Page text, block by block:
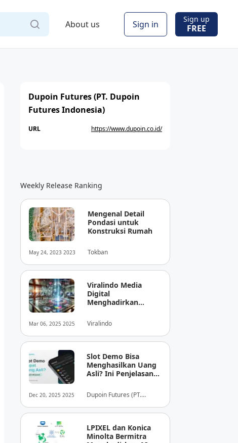
About us Sign in Sign up
FREE
Dupoin Futures (PT. Dupoin
Futures Indonesia)
URL https://www.dupoin.co.id/
Weekly Release Ranking
May 24, 2023 2023
Mengenal Detail
Pondasi untuk
Konstruksi Rumah
Tokban
Mar 06, 2025 2025
Viralindo Media
Digital
Menghadirkan
Dunia Media Digital
Indonesia
Viralindo
Dec 20, 2025 2025
Slot Demo Bisa
Menghasilkan Uang
Asli? Ini Penjelasan
Dupoin Futures (PT.
LPIXEL dan Konica
Minolta Bermitra